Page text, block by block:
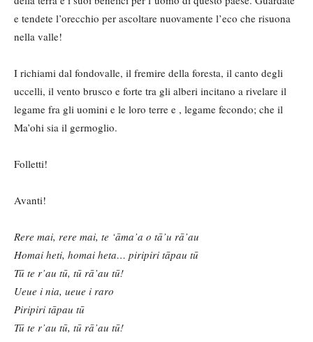
e tendete l’orecchio per ascoltare nuovamente l’eco che risuona
nella valle!
I richiami dal fondovalle, il fremire della foresta, il canto degli
uccelli, il vento brusco e forte tra gli alberi incitano a rivelare il
legame fra gli uomini e le loro terre e , legame fecondo; che il
Ma’ohi sia il germoglio.
Folletti!
Avanti!
Rere mai, rere mai, te ‘āma’a o tā’u rā’au
Homai heti, homai heta… piripiri tāpau tū
Tū te r’au tū, tū rā’au tū!
Ueue i nia, ueue i raro
Piripiri tāpau tū
Tū te r’au tū, tū rā’au tū!